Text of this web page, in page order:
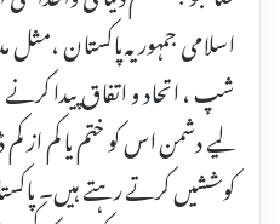
اسلامی جمہوریہ پاکستان
شپ ، اتحاد و اتفاق پیدا
لیے دشمن اس کو ختم یا کم
کوششیں کرتے رہتے ہیں۔